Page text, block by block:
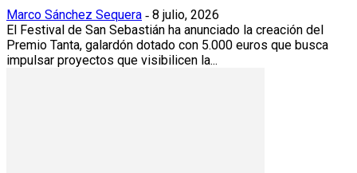
Marco Sánchez Sequera - 8 julio, 2026
El Festival de San Sebastián ha anunciado la creación del
Premio Tanta, galardón dotado con 5.000 euros que busca
impulsar proyectos que visibilicen la...